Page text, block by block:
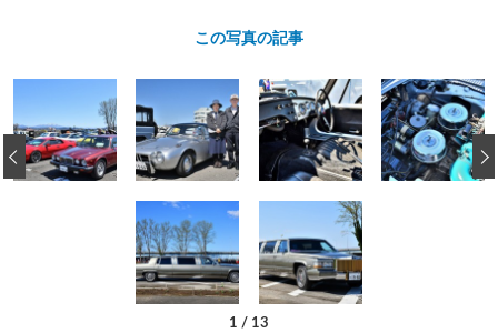
この写真の記事
1 / 13
‹